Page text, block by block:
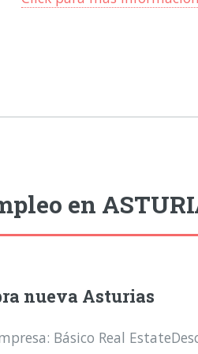
en
nueva Asturias
Básico Real